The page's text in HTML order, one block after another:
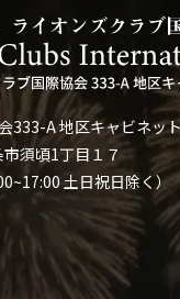
333-A 地区キャビネッ
須頃1丁目１７
土日祝日除く）